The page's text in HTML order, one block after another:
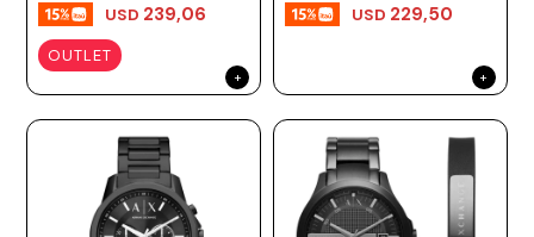
USD 239,06
OUTLET
USD 229,50